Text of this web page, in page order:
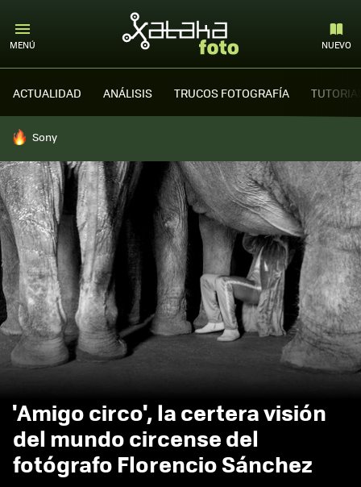
MENÚ NUEVO
ACTUALIDAD ANÁLISIS TRUCOS FOTOGRAFÍA
HOY SE HABLA DE
Sony
'Amigo circo', la certera visión
del mundo circense del
fotógrafo Florencio Sánchez